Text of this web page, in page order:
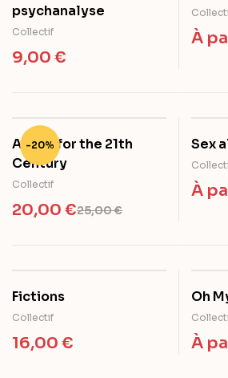
psychanalyse
Collectif
9,00 €
À
-20%
A Real for the 21th
Century
Collectif
25,00€
20,00 €
Sex
À
Fictions
Collectif
16,00 €
Oh
À